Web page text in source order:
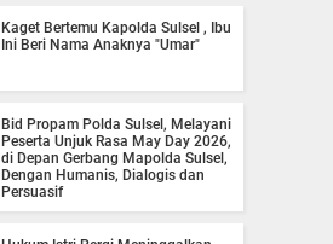
Kaget Bertemu Kapolda Sulsel , Ibu
Ini Beri Nama Anaknya "Umar"
Bid Propam Polda Sulsel, Melayani
Peserta Unjuk Rasa May Day 2026,
di Depan Gerbang Mapolda Sulsel,
Dengan Humanis, Dialogis dan
Persuasif